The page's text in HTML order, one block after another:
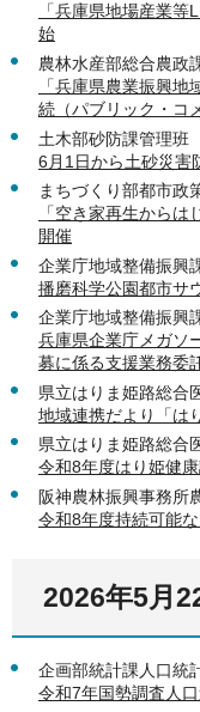
「兵庫県地場産業
始
農林水産部総合農政
「兵庫県農業振興
続（パブリック・コ
土木部砂防課管理班
6月1日から土砂災害
まちづくり部都市政
「空き家再生から
開催
企業庁地域整備振興
播磨科学公園都市サ
企業庁地域整備振興
兵庫県企業庁メガソ
募に係る支援業務委
県立はりま姫路総合
地域連携だより「は
県立はりま姫路総合
令和8年度はり姫健
阪神農林振興事務所
令和8年度持続可能
2026年5月
企画部統計課人口統
令和7年国勢調査人